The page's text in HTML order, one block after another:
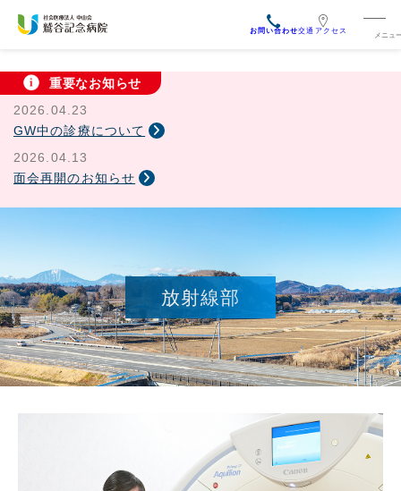
交通アクセス
重要なお知らせ
2026.04.23
GW中の診療について
2026.04.13
面会再開のお知らせ
放射線部